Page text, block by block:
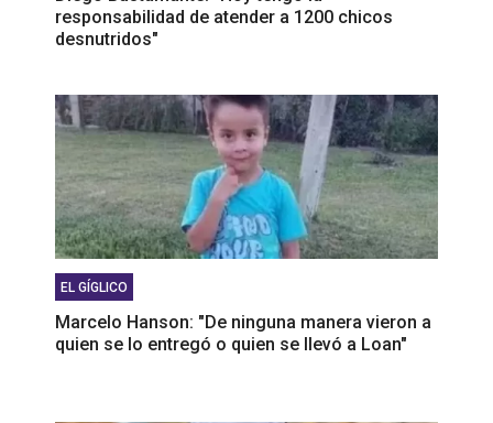
responsabilidad de atender a 1200 chicos
desnutridos"
EL GÍGLICO
Marcelo Hanson: "De ninguna manera vieron a
quien se lo entregó o quien se llevó a Loan"